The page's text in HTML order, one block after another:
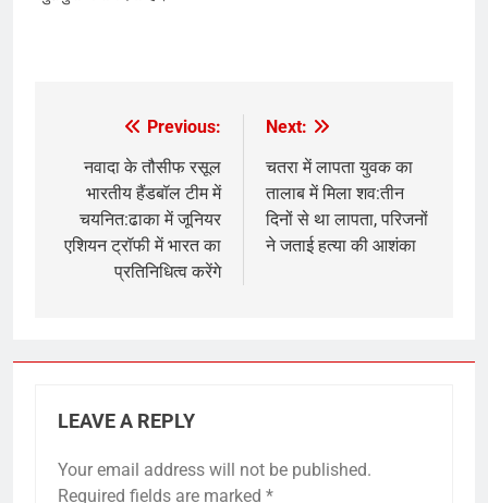
navigation
Previous:
नवादा के तौसीफ रसूल
भारतीय हैंडबॉल टीम में
चयनित:ढाका में जूनियर
एशियन ट्रॉफी में भारत का
प्रतिनिधित्व करेंगे
Next:
चतरा में लापता युवक का
तालाब में मिला शव:तीन
दिनों से था लापता, परिजनों
ने जताई हत्या की आशंका
LEAVE A REPLY
Your email address will not be published.
Required fields are marked *